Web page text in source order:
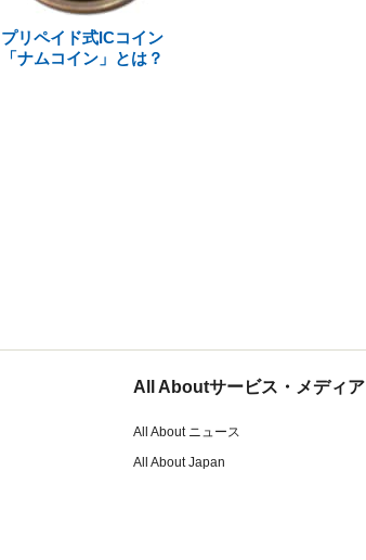
プリペイド式ICコイン
「ナムコイン」とは？
All Aboutサービス・メディア
All About ニュース
All About Japan